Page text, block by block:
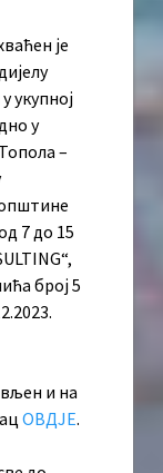
је
укупној
у
–
7 до 15
број 5
и на
ОВДЈЕ.